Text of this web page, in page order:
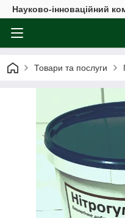
Науково-інноваційний
Товари та послуги